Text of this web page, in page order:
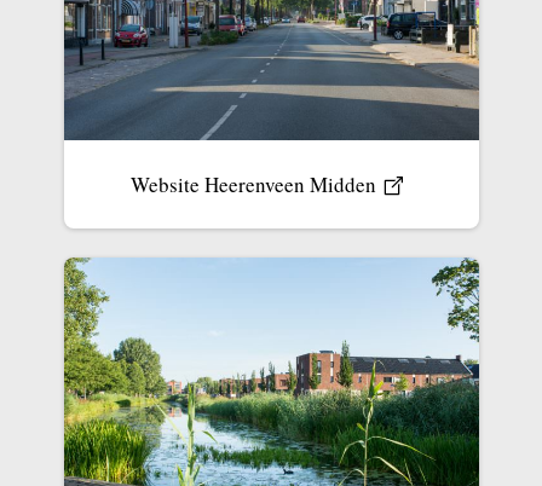
Website Heerenveen Midden